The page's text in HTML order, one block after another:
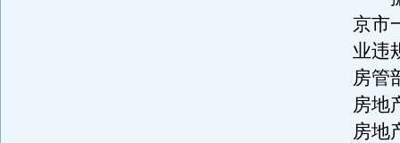
京市
业违
房管
房地
房地